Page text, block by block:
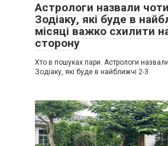
Астрологи назвали
Зодіаку, які буде в
місяці важко схилити
сторону
Хто в пошуках пари. Астрологи
Зодіаку, які буде в найближчі 2-3